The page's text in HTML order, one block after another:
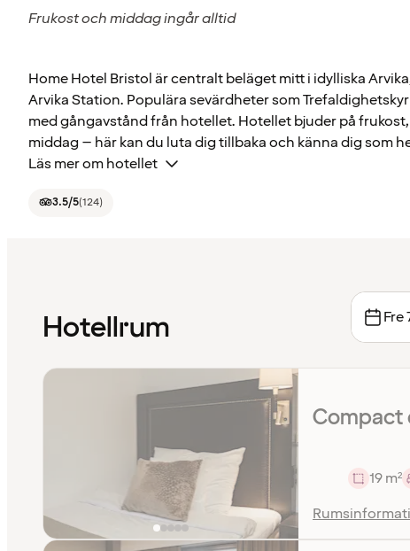
Frukost och middag ingår alltid
Home Hotel Bristol är centralt beläget mitt i idylliska
Arvika Station. Populära sevärdheter som
med gångavstånd från hotellet. Hotellet bjuder på
middag – här kan du luta dig tillbaka och känna dig som
Läs mer om hotellet
3.5/5(124)
Hotellrum Fre
Compact
19 m²